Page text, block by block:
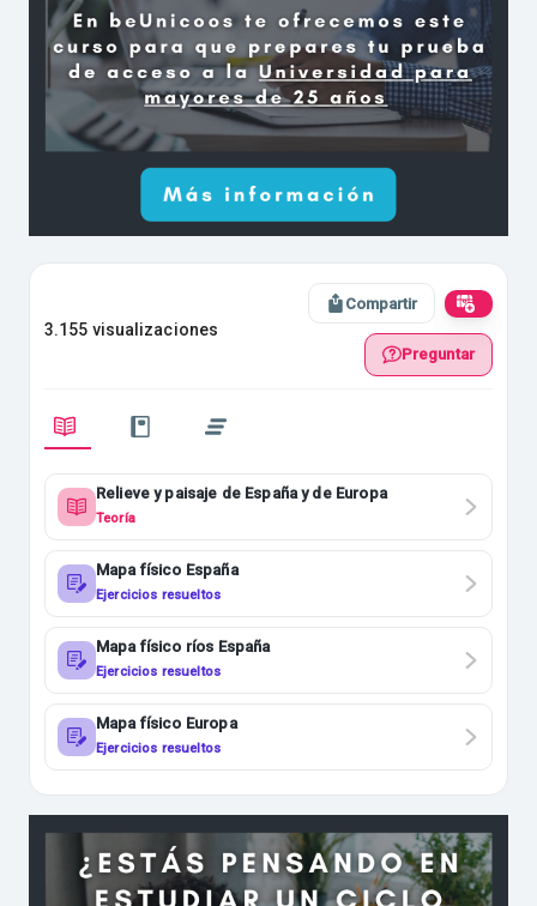
3.155 visualizaciones
Compartir
Preguntar
Relieve y paisaje de España y de Europa
Teoría
Mapa físico España
Ejercicios resueltos
Mapa físico ríos España
Ejercicios resueltos
Mapa físico Europa
Ejercicios resueltos